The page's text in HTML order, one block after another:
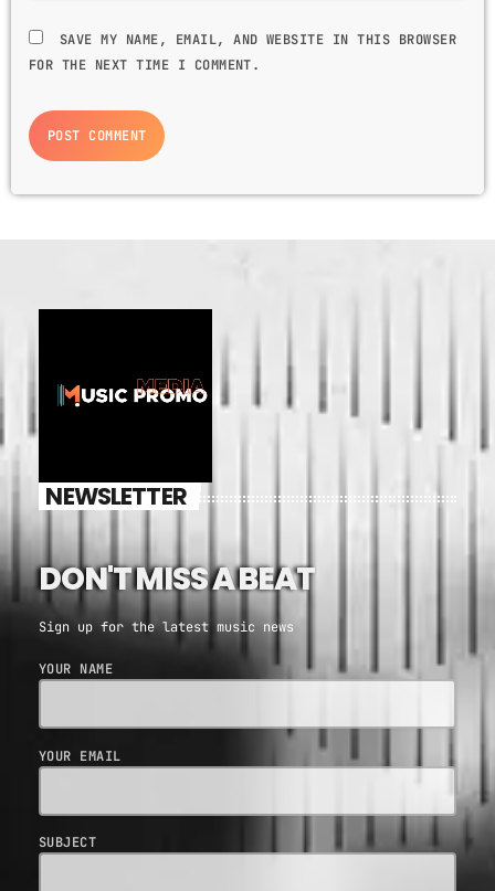
SAVE MY NAME, EMAIL, AND WEBSITE IN THIS BROWSER
FOR THE NEXT TIME I COMMENT.
NEWSLETTER
DON'T MISS A BEAT
Sign up for the latest music news
YOUR NAME
YOUR EMAIL
SUBJECT